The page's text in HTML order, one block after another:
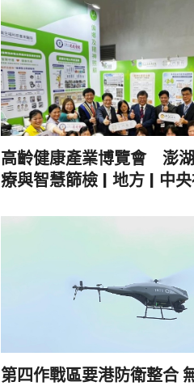
高齡健康產業博覽會 澎
療與智慧篩檢 | 地方 | 中央
第四作戰區要港防衛整合